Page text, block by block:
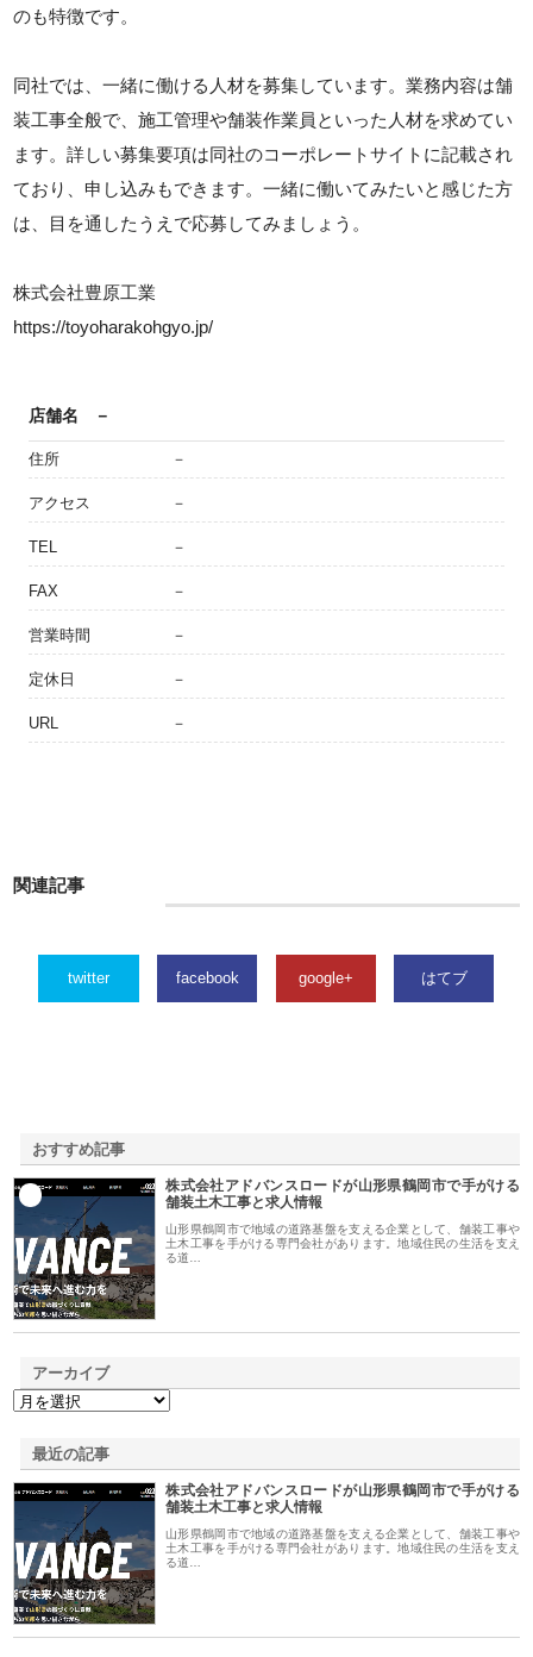
のも特徴です。
同社では、一緒に働ける人材を募集しています。業務内容は舗
装工事全般で、施工管理や舗装作業員といった人材を求めてい
ます。詳しい募集要項は同社のコーポレートサイトに記載され
ており、申し込みもできます。一緒に働いてみたいと感じた方
は、目を通したうえで応募してみましょう。
株式会社豊原工業
https://toyoharakohgyo.jp/
店舗名 －
住所 －
アクセス －
TEL －
FAX －
営業時間 －
定休日 －
URL －
関連記事
twitter facebook google+ はてブ
おすすめ記事
株式会社アドバンスロードが山形県鶴岡市で手がける
舗装土木工事と求人情報
山形県鶴岡市で地域の道路基盤を支える企業として、舗装工事や
土木工事を手がける専門会社があります。地域住民の生活を支え
る道…
アーカイブ
最近の記事
株式会社アドバンスロードが山形県鶴岡市で手がける
舗装土木工事と求人情報
山形県鶴岡市で地域の道路基盤を支える企業として、舗装工事や
土木工事を手がける専門会社があります。地域住民の生活を支え
る道…